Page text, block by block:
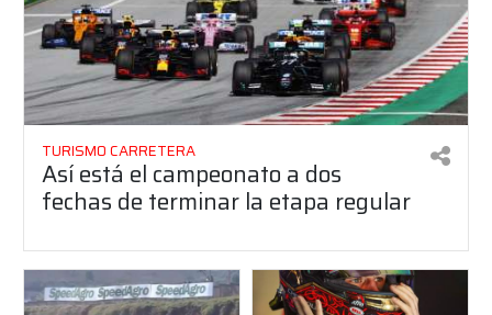
TURISMO CARRETERA
Así está el campeonato a dos
fechas de terminar la etapa regular